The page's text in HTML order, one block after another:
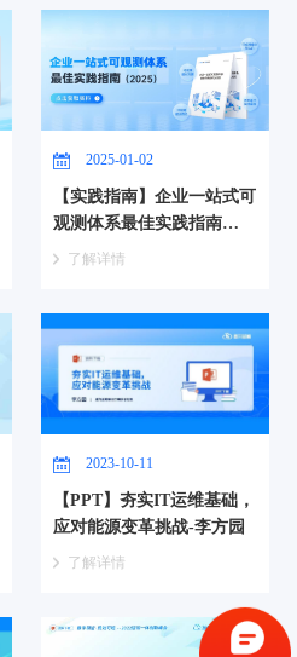
2025-01-02
【实践指南】企业一站式可
观测体系最佳实践指南
（2025）
了解详情
2023-10-11
【PPT】夯实IT运维基础，
应对能源变革挑战-李方园
了解详情